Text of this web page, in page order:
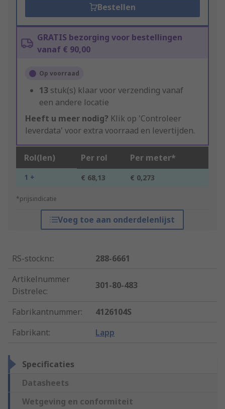
Bestellen
GRATIS bezorging voor bestellingen
vanaf € 90,00
Op voorraad
13 stuk(s) klaar voor verzending vanaf
een andere locatie
Heeft u meer nodig? Klik op 'Controleer
leverdata' voor extra voorraad en levertijden.
Rol(len) Per rol Per meter*
1 + € 68,13 € 0,273
*prijsindicatie
Voeg toe aan onderdelenlijst
RS-stocknr.:
288-6661
Artikelnummer
Distrelec:
301-80-483
Fabrikantnummer:
4126104S
Fabrikant: Lapp
Specificaties
Datasheets
Wetgeving en conformiteit